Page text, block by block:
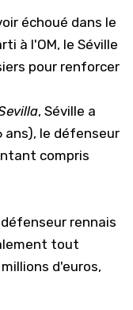
échoué dans le
à l'OM, le Séville
pour renforcer
, Séville a
ans), le défenseur
compris
rennais
tout
d'euros,